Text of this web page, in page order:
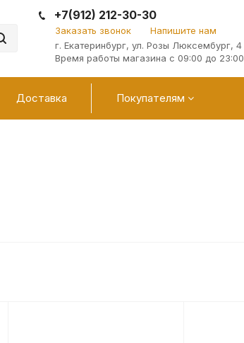
+7(912) 212-30-30
Заказать звонок
Напишите нам
г. Екатеринбург, ул. Розы Люксембург, 4
Время работы магазина с 09:00 до 23:00
Доставка Покупателям